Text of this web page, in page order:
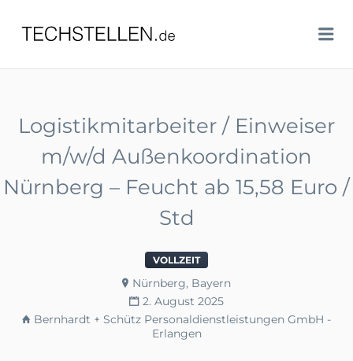
TECHSTELLEN.DE
Logistikmitarbeiter / Einweiser
m/w/d Außenkoordination
Nürnberg – Feucht ab 15,58 Euro /
Std
VOLLZEIT
Nürnberg, Bayern
2. August 2025
Bernhardt + Schütz Personaldienstleistungen GmbH -
Erlangen